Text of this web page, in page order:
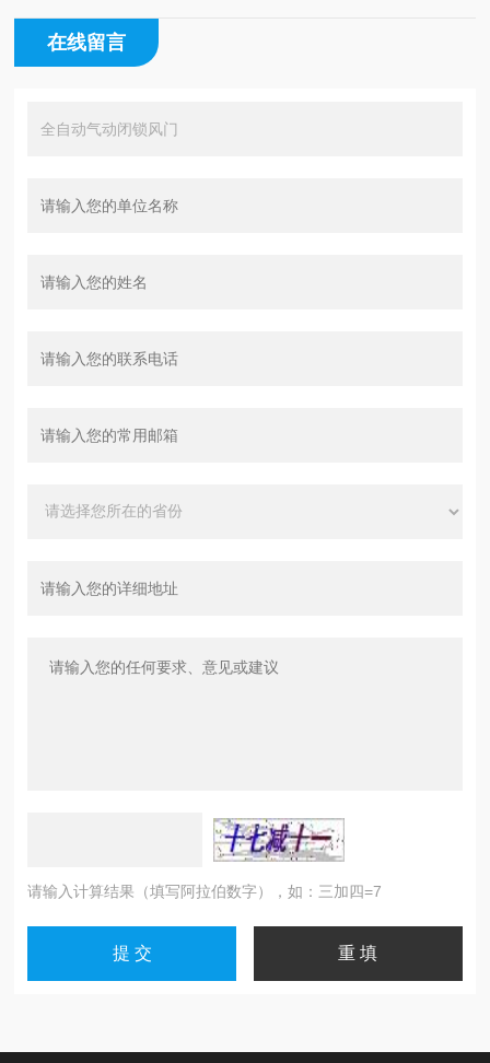
在线留言
请输入计算结果（填写阿拉伯数字），如：三加四=7